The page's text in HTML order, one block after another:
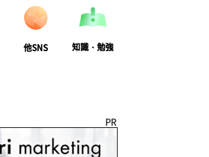
他SNS 知識・勉強
PR